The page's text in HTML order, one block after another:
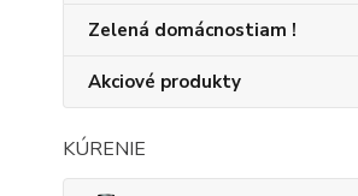
Zelená domácnostiam !
Akciové produkty
KÚRENIE